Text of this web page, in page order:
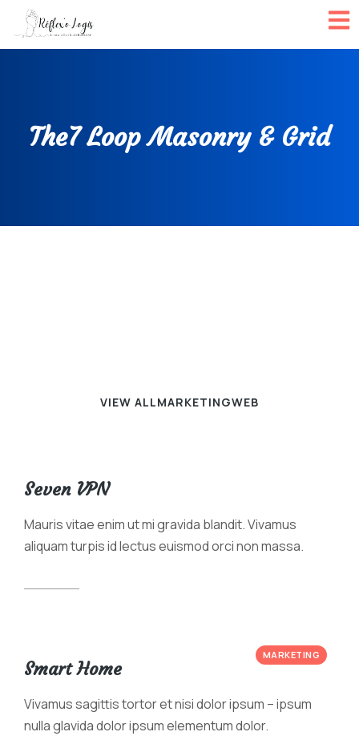
The7 Loop Masonry & Grid
VIEW ALLMARKETINGWEB
Seven VPN
Mauris vitae enim ut mi gravida blandit. Vivamus
aliquam turpis id lectus euismod orci non massa.
MARKETING
Smart Home
Vivamus sagittis tortor et nisi dolor ipsum – ipsum
nulla glavida dolor ipsum elementum dolor.